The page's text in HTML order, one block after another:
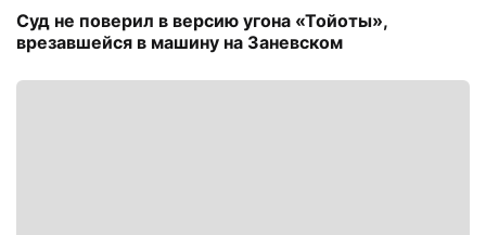
Суд не поверил в версию угона «Тойоты»,
врезавшейся в машину на Заневском